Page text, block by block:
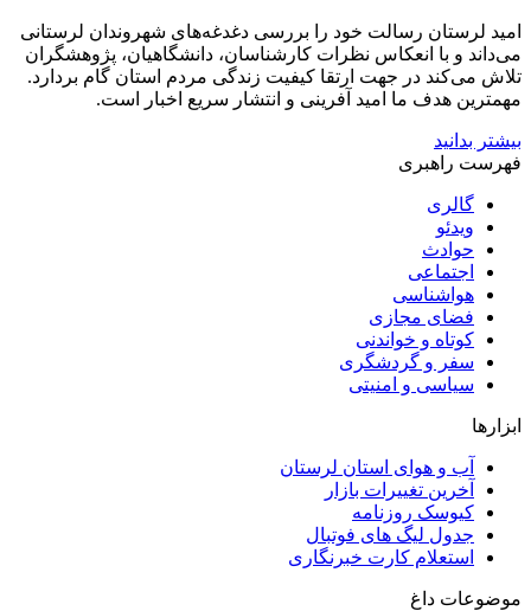
امید لرستان رسالت خود را بررسی دغدغه‌های شهروندان لرستانی
می‌داند و با انعکاس نظرات کارشناسان، دانشگاهیان، پژوهشگران
تلاش می‌کند در جهت ارتقا کیفیت زندگی مردم استان گام بردارد.
مهمترین هدف ما امید آفرینی و انتشار سریع اخبار است.
بیشتر بدانید
فهرست راهبری
گالری
ویدئو
حوادث
اجتماعی
هواشناسی
فضای مجازی
کوتاه و خواندنی
سفر و گردشگری
سیاسی و امنیتی
ابزارها
آب و هوای استان لرستان
آخرین تغییرات بازار
کیوسک روزنامه
جدول لیگ های فوتبال
استعلام کارت خبرنگاری
موضوعات داغ